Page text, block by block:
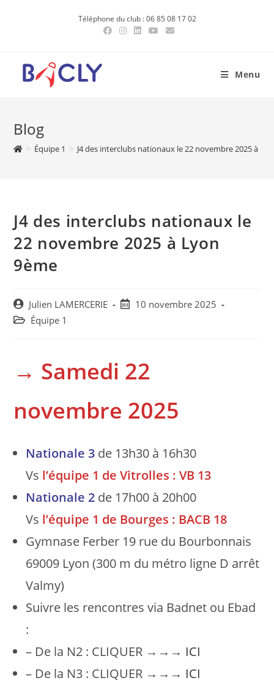
Téléphone du club : 06 85 08 17 02
Menu
Blog
> Équipe 1 > J4 des interclubs nationaux le 22 novembre 2025 à
J4 des interclubs nationaux le
22 novembre 2025 à Lyon
9ème
Post
author:
Julien LAMERCERIE
Post10 novembre 2025
Post Équipe 1
→ Samedi 22
novembre 2025
Nationale 3 de 13h30 à 16h30
Vs l’équipe 1 de Vitrolles : VB 13
Nationale 2 de 17h00 à 20h00
Vs l’équipe 1 de Bourges : BACB 18
Gymnase Ferber 19 rue du Bourbonnais
69009 Lyon (300 m du métro ligne D arrêt
Valmy)
Suivre les rencontres via Badnet ou Ebad
:
– De la N2 : CLIQUER →→→ ICI
– De la N3 : CLIQUER →→→ ICI